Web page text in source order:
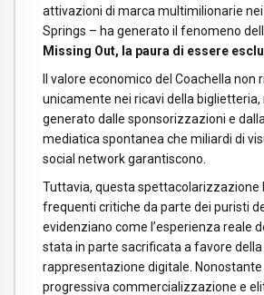
attivazioni di marca multimilionarie
Springs – ha generato il fenomeno
Missing Out, la paura di essere
Il valore economico del Coachella non
unicamente nei ricavi della biglietteria,
generato dalle sponsorizzazioni e
mediatica spontanea che miliardi di
social network garantiscono.
Tuttavia, questa spettacolarizzazione
frequenti critiche da parte dei puristi
evidenziano come l’esperienza reale
stata in parte sacrificata a favore della
rappresentazione digitale. Nonostante
progressiva commercializzazione e